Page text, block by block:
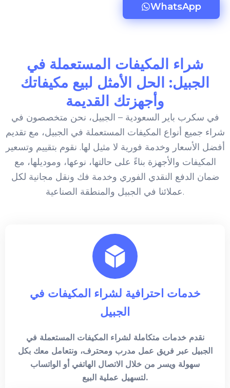
WhatsApp
شراء المكيفات المستعملة في
الجبيل: الحل الأمثل لبيع مكيفاتك
وأجهزتك القديمة
في سكرب باير السعودية – الجبيل، نحن متخصصون في
شراء جميع أنواع المكيفات المستعملة في الجبيل، مع تقديم
أفضل الأسعار وخدمة فورية لا مثيل لها. نقوم بتقييم وتسعير
المكيفات والأجهزة بناءً على حالتها، نوعها، وموديلها، مع
ضمان الدفع النقدي الفوري وخدمة فك ونقل مجانية لكل
عملائنا في الجبيل والمنطقة الصناعية.
خدمات احترافية لشراء المكيفات في
الجبيل
نقدم خدمات متكاملة لشراء المكيفات المستعملة في
الجبيل عبر فريق عمل مدرب ومحترف، ونتعامل معك بكل
سهولة ويسر من خلال الاتصال الهاتفي أو الواتساب
لتسهيل عملية البيع.